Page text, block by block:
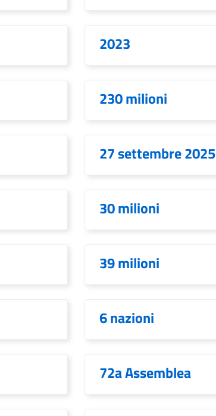
2023
230 milioni
27 settembre 2025
30 milioni
39 milioni
6 nazioni
72a Assemblea